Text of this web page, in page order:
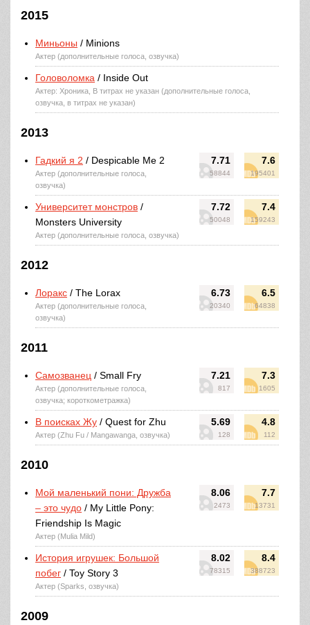
2015
Миньоны / Minions
Актер (дополнительные голоса, озвучка)
Головоломка / Inside Out
Актер: Хроника, В титрах не указан (дополнительные голоса,
озвучка, в титрах не указан)
2013
7.71
58844
7.6
195401
Гадкий я 2 / Despicable Me 2
Актер (дополнительные голоса,
озвучка)
7.72
50048
7.4
159243
Университет монстров /
Monsters University
Актер (дополнительные голоса, озвучка)
2012
6.73
20340
6.5
64838
Лоракс / The Lorax
Актер (дополнительные голоса,
озвучка)
2011
7.21
817
7.3
1605
Самозванец / Small Fry
Актер (дополнительные голоса,
озвучка; короткометражка)
5.69
128
4.8
112
В поисках Жу / Quest for Zhu
Актер (Zhu Fu / Mangawanga, озвучка)
2010
8.06
2473
7.7
13731
Мой маленький пони: Дружба
– это чудо / My Little Pony:
Friendship Is Magic
Актер (Mulia Mild)
8.02
78315
8.4
388723
История игрушек: Большой
побег / Toy Story 3
Актер (Sparks, озвучка)
2009